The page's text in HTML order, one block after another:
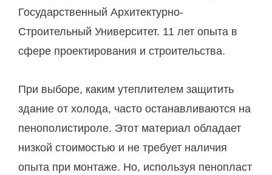
Государственный Архитектурно-
Строительный Университет. 11 лет опыта в
сфере проектирования и строительства.
При выборе, каким утеплителем защитить
здание от холода, часто останавливаются на
пенополистироле. Этот материал обладает
низкой стоимостью и не требует наличия
опыта при монтаже. Но, используя пенопласт